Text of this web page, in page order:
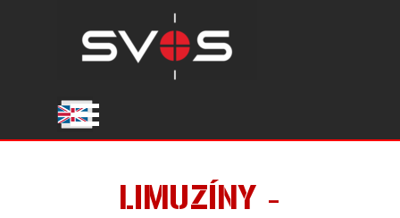
Přeskočit menu
LIMUZÍNY -